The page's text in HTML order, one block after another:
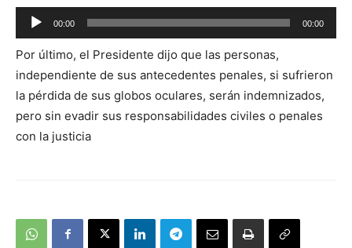
Reproductor
de
audio
00:00 00:00
Por último, el Presidente dijo que las personas,
independiente de sus antecedentes penales, si sufrieron
la pérdida de sus globos oculares, serán indemnizados,
pero sin evadir sus responsabilidades civiles o penales
con la justicia